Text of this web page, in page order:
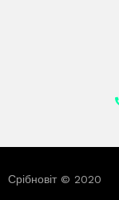
Срібновіт © 2020